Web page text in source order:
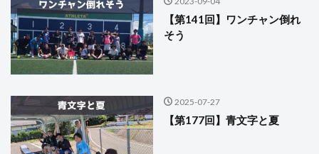
【第141回】ワンチャン倒れ
そう
2025-07-27
【第177回】青文字と夏